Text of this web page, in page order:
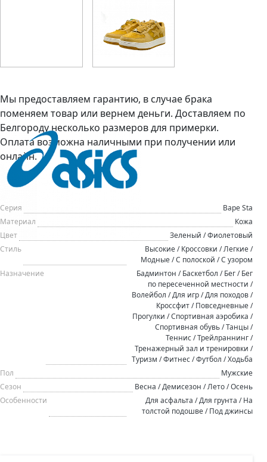
Мы предоставляем гарантию, в случае брака
поменяем товар или вернем деньги. Доставляем по
Белгороду несколько размеров для примерки.
Оплата возможна наличными при получении или
онлайн.
Серия
Bape Sta
Материал
Кожа
Цвет
Зеленый / Фиолетовый
Стиль
Высокие / Кроссовки / Легкие /
Модные / С полоской / С узором
Назначение
Бадминтон / Баскетбол / Бег / Бег
по пересеченной местности /
Волейбол / Для игр / Для походов /
Кроссфит / Повседневные /
Прогулки / Спортивная аэробика /
Спортивная обувь / Танцы /
Теннис / Трейлраннинг /
Тренажерный зал и тренировки /
Туризм / Фитнес / Футбол / Ходьба
Пол
Мужские
Сезон
Весна / Демисезон / Лето / Осень
Особенности
Для асфальта / Для грунта / На
толстой подошве / Под джинсы